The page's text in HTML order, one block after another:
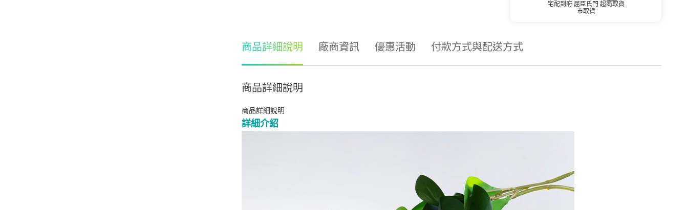
宅配到府 屈臣氏門
市取貨
超商取貨
商品詳細說明 廠商資訊 優惠活動 付款方式與配送方式
商品詳細說明
商品詳細說明
詳細介紹